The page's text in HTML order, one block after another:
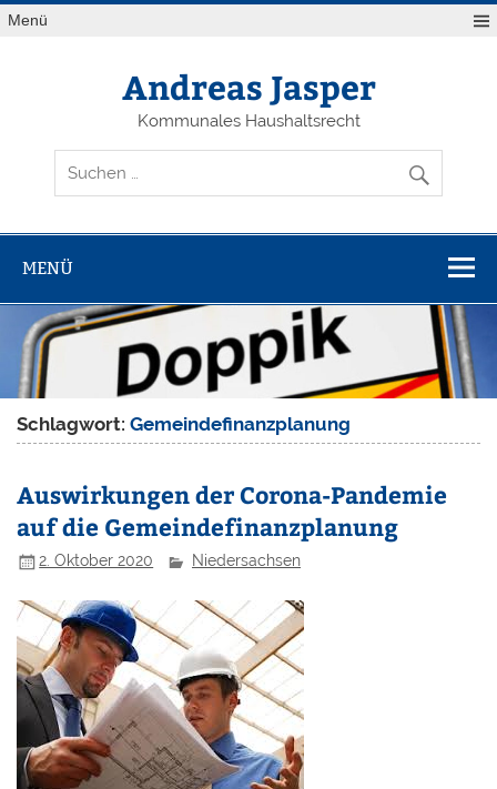
Zum
Inhalt
Menü
Andreas Jasper
Kommunales Haushaltsrecht
MENÜ
Schlagwort:Gemeindefinanzplanung
Auswirkungen der Corona-Pandemie
auf die Gemeindefinanzplanung
2. Oktober 2020 Niedersachsen